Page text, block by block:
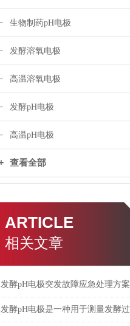
生物制药pH电极
发酵溶氧电极
高温溶氧电极
发酵pH电极
高温pH电极
查看全部
ARTICLE
相关文章
发酵pH电极突发故障应急处理方案